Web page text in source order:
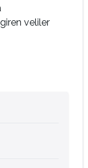
veliler